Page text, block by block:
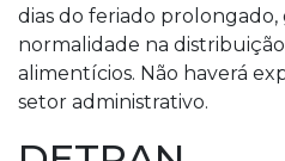
dias do feriado prolongado,
normalidade na
alimentícios. Não haverá
setor administrativo.